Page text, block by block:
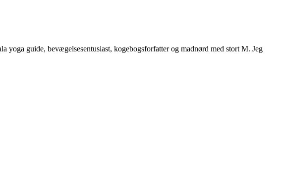
guide, bevægelsesentusiast, kogebogsforfatter og madnørd med stort M. Jeg